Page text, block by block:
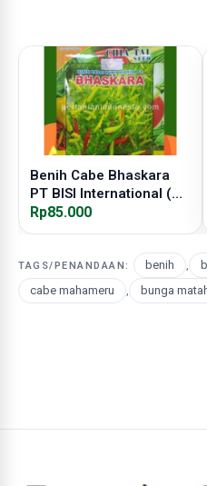
Benih Cabe Bhaskara
PT BISI International (
BISI )
Rp85.000
TAGS/PENANDAAN: benih ,
cabe mahameru
, bunga